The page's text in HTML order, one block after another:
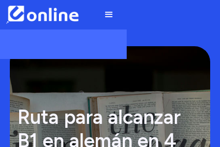
Ruta para alcanzar
B1 en alemán en 4